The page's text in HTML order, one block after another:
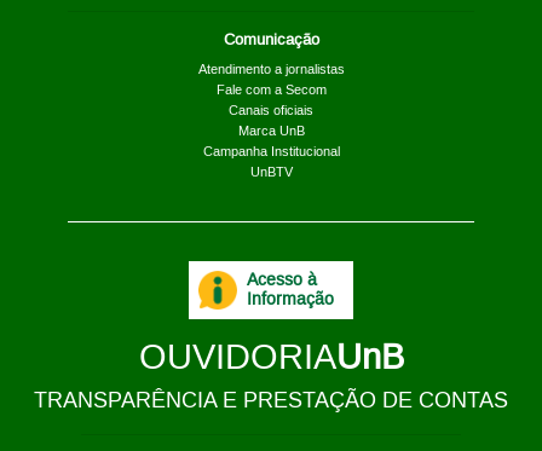
Comunicação
Atendimento a jornalistas
Fale com a Secom
Canais oficiais
Marca UnB
Campanha Institucional
UnBTV
Acesso à
Informação
OUVIDORIAUnB
TRANSPARÊNCIA E PRESTAÇÃO DE CONTAS